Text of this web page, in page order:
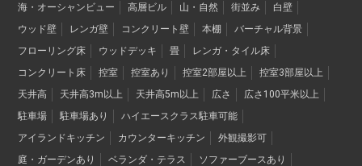
海・オーシャンビュー
高層ビル 山・自然 街並み
白壁
ウッド壁
レンガ壁 コンクリート壁 本棚
バーチャル背景
フローリング床
ウッドデッキ 畳
レンガ・タイル床
コンクリート床
控室 控室あり 控室2部屋以上
控室3部屋以上
天井高
天井高3m以上 天井高5m以上 広さ
広さ100平米以上
駐車場
駐車場あり
ハイエースクラス駐車可能
アイランドキッチン
カウンターキッチン
外観撮影可
庭・ガーデンあり
ベランダ・テラス
ソファーブースあり